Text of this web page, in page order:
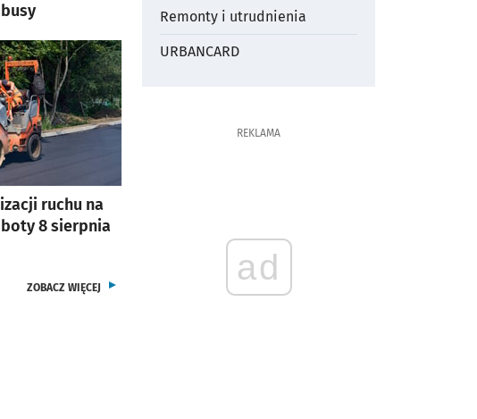
ruchu na
8 sierpnia
ZOBACZ WIĘCEJ ARTYKUŁÓW
Remonty i utrudnienia
URBANCARD
REKLAMA
ad